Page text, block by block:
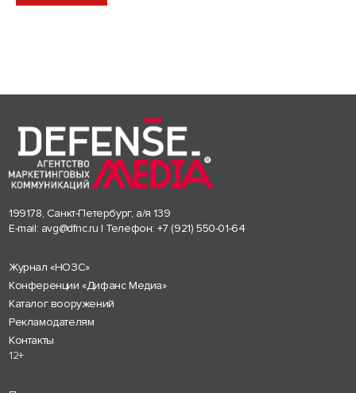
199178, Санкт-Петербург, а/я 139
E-mail: avg@dfnc.ru | Телефон: +7 (921) 550-01-64
Журнал «НОЗС»
Конференции «Дифанс Медиа»
Каталог вооружений
Рекламодателям
Контакты
12+